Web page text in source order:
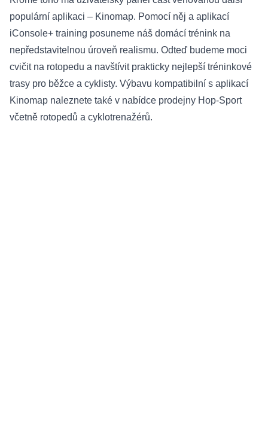
populární aplikaci – Kinomap. Pomocí něj a aplikací
iConsole+ training posuneme náš domácí trénink na
nepředstavitelnou úroveň realismu. Odteď budeme moci
cvičit na rotopedu a navštívit prakticky nejlepší tréninkové
trasy pro běžce a cyklisty. Výbavu kompatibilní s aplikací
Kinomap naleznete také v nabídce prodejny Hop-Sport
včetně rotopedů a cyklotrenažérů.